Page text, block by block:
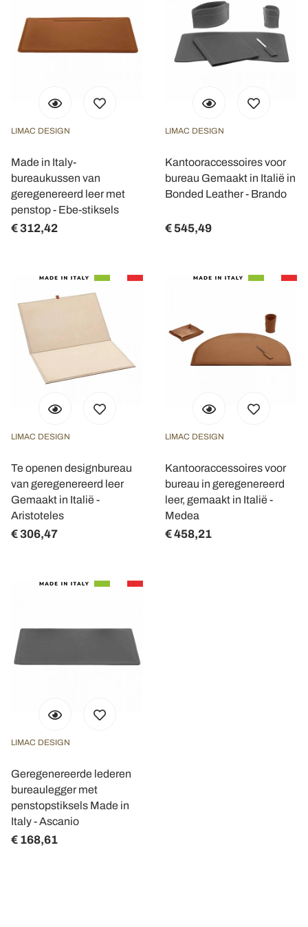
LIMAC DESIGN
Made in Italy-
bureaukussen van
geregenereerd leer met
penstop - Ebe-stiksels
€ 312,42
LIMAC DESIGN
Kantooraccessoires voor
bureau Gemaakt in Italië in
Bonded Leather - Brando
€ 545,49
LIMAC DESIGN
Te openen designbureau
van geregenereerd leer
Gemaakt in Italië -
Aristoteles
€ 306,47
LIMAC DESIGN
Kantooraccessoires voor
bureau in geregenereerd
leer, gemaakt in Italië -
Medea
€ 458,21
LIMAC DESIGN
Geregenereerde lederen
bureaulegger met
penstopstiksels Made in
Italy - Ascanio
€ 168,61